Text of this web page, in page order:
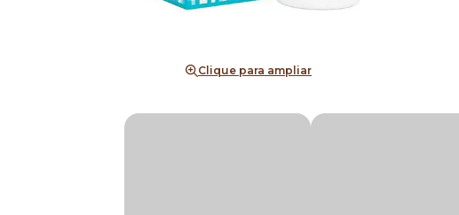
Clique para ampliar